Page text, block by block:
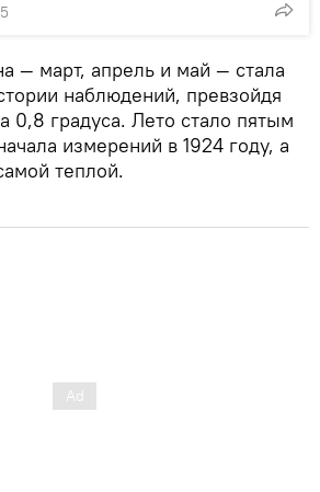
— март, апрель и май — стала
наблюдений, превзойдя
0,8 градуса. Лето стало пятым
измерений в 1924 году, а
теплой.